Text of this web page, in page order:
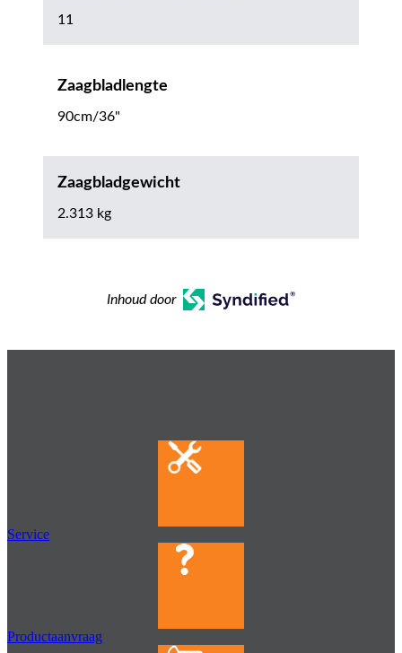
11
Zaagbladlengte
90cm/36"
Zaagbladgewicht
2.313 kg
Inhoud door
Service
Productaanvraag